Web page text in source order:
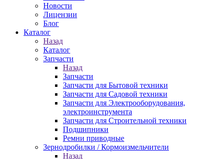
Новости
Лицензии
Блог
Каталог
Назад
Каталог
Запчасти
Назад
Запчасти
Запчасти для Бытовой техники
Запчасти для Садовой техники
Запчасти для Электрооборудования,
электроинструмента
Запчасти для Строительной техники
Подшипники
Ремни приводные
Зернодробилки / Кормоизмельчители
Назад